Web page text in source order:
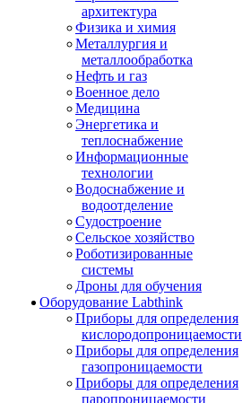
архитектура
Физика и химия
Металлургия и
металлообработка
Нефть и газ
Военное дело
Медицина
Энергетика и
теплоснабжение
Информационные
технологии
Водоснабжение и
водоотделение
Судостроение
Сельское хозяйство
Роботизированные
системы
Дроны для обучения
Оборудование Labthink
Приборы для определения
кислородопроницаемости
Приборы для определения
газопроницаемости
Приборы для определения
паропроницаемости